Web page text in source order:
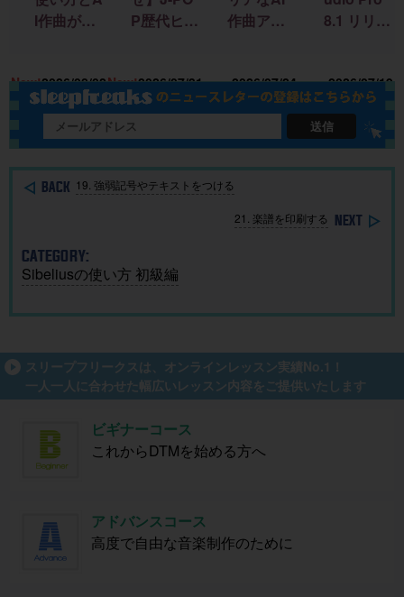
I作曲がわ
に生成AI
を取り入
れる基本
ガイド
New!2026/08/02
P歴代ヒッ
析”する公
開収録イ
ベント開
催
New!2026/07/31
作曲アプ
Grid」｜M
ac・iOSで
単に作
成！
2026/07/24
8.1 リリー
点まとめ
2026/07/19
送信
19. 強弱記号やテキストをつける
21. 楽譜を印刷する
CATEGORY:
Sibeliusの使い方 初級編
スリープフリークスは、オンラインレッスン実績No.1！
一人一人に合わせた幅広いレッスン内容をご提供いたします
ビギナーコース
これからDTMを始める方へ
アドバンスコース
高度で自由な音楽制作のために